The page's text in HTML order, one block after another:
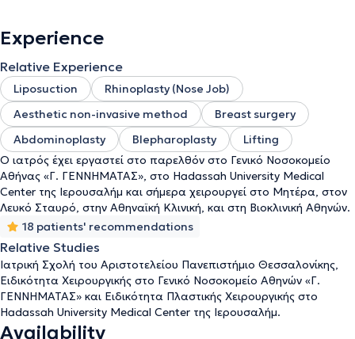
Experience
Relative Experience
Liposuction
Rhinoplasty (Nose Job)
Aesthetic non-invasive method
Breast surgery
Abdominoplasty
Blepharoplasty
Lifting
Ο ιατρός έχει εργαστεί στο παρελθόν στο Γενικό Νοσοκομείο
Αθήνας «Γ. ΓΕΝΝΗΜΑΤΑΣ», στο Hadassah University Medical
Center της Ιερουσαλήμ και σήμερα χειρουργεί στο Μητέρα, στον
Λευκό Σταυρό, στην Αθηναϊκή Κλινική, και στη Βιοκλινική Αθηνών.
18 patients' recommendations
Relative Studies
Ιατρική Σχολή του Αριστοτελείου Πανεπιστήμιο Θεσσαλονίκης,
Ειδικότητα Χειρουργικής στο Γενικό Νοσοκομείο Αθηνών «Γ.
ΓΕΝΝΗΜΑΤΑΣ» και Ειδικότητα Πλαστικής Χειρουργικής στο
Hadassah University Medical Center της Ιερουσαλήμ.
Availability